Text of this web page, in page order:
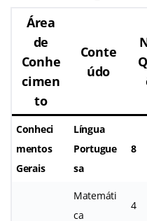
Área
de
Conhe
cimen
to
Conte
údo
Conheci
mentos
Gerais
Língua
Portugue
sa
8
Matemáti
ca
4